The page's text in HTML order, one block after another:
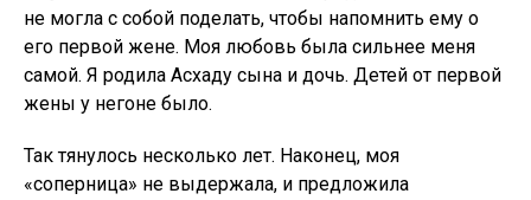
не могла с собой поделать, чтобы напомнить ему о
его первой жене. Моя любовь была сильнее меня
самой. Я родила Асхаду сына и дочь. Детей от первой
жены у негоне было.
Так тянулось несколько лет. Наконец, моя
«соперница» не выдержала, и предложила